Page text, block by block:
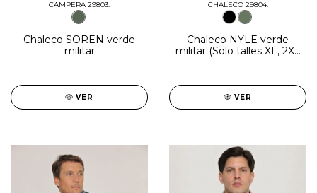
CAMPERA 29803:
Chaleco SOREN verde
militar
VER
CHALECO 29804:
Chaleco NYLE verde
militar (Solo talles XL, 2XL
VER